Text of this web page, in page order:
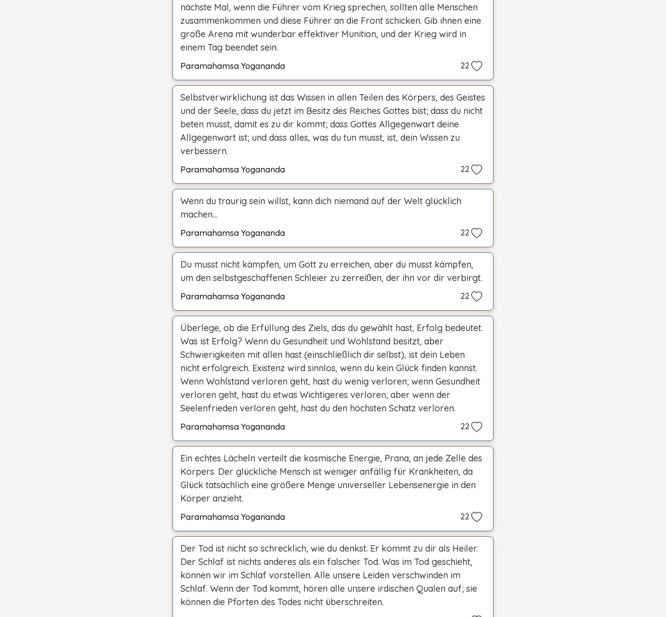
nächste Mal, wenn die Führer vom Krieg sprechen, sollten alle Menschen
zusammenkommen und diese Führer an die Front schicken. Gib ihnen eine
große Arena mit wunderbar effektiver Munition, und der Krieg wird in
einem Tag beendet sein.
Paramahamsa Yogananda 22
Selbstverwirklichung ist das Wissen in allen Teilen des Körpers, des Geistes
und der Seele, dass du jetzt im Besitz des Reiches Gottes bist; dass du nicht
beten musst, damit es zu dir kommt; dass Gottes Allgegenwart deine
Allgegenwart ist; und dass alles, was du tun musst, ist, dein Wissen zu
verbessern.
Paramahamsa Yogananda 22
Wenn du traurig sein willst, kann dich niemand auf der Welt glücklich
machen...
Paramahamsa Yogananda 22
Du musst nicht kämpfen, um Gott zu erreichen, aber du musst kämpfen,
um den selbstgeschaffenen Schleier zu zerreißen, der ihn vor dir verbirgt.
Paramahamsa Yogananda 22
Überlege, ob die Erfüllung des Ziels, das du gewählt hast, Erfolg bedeutet.
Was ist Erfolg? Wenn du Gesundheit und Wohlstand besitzt, aber
Schwierigkeiten mit allen hast (einschließlich dir selbst), ist dein Leben
nicht erfolgreich. Existenz wird sinnlos, wenn du kein Glück finden kannst.
Wenn Wohlstand verloren geht, hast du wenig verloren; wenn Gesundheit
verloren geht, hast du etwas Wichtigeres verloren; aber wenn der
Seelenfrieden verloren geht, hast du den höchsten Schatz verloren.
Paramahamsa Yogananda 22
Ein echtes Lächeln verteilt die kosmische Energie, Prana, an jede Zelle des
Körpers. Der glückliche Mensch ist weniger anfällig für Krankheiten, da
Glück tatsächlich eine größere Menge universeller Lebensenergie in den
Körper anzieht.
Paramahamsa Yogananda 22
Der Tod ist nicht so schrecklich, wie du denkst. Er kommt zu dir als Heiler.
Der Schlaf ist nichts anderes als ein falscher Tod. Was im Tod geschieht,
können wir im Schlaf vorstellen. Alle unsere Leiden verschwinden im
Schlaf. Wenn der Tod kommt, hören alle unsere irdischen Qualen auf; sie
können die Pforten des Todes nicht überschreiten.